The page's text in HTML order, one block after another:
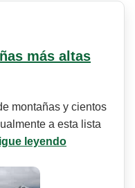
más altas
montañas y cientos
a esta lista
leyendo